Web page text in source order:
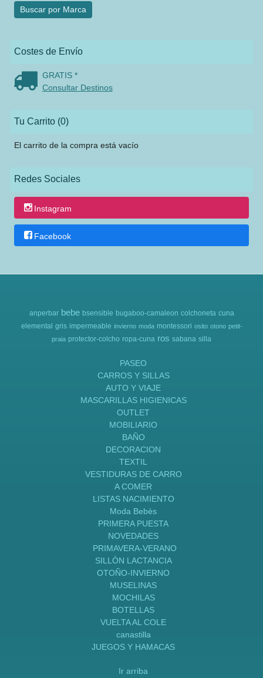
Costes de Envío
GRATIS *
Consultar Destinos
Tu Carrito (0)
El carrito de la compra está vacío
Redes Sociales
Instagram
Facebook
anperbar bebe bsensible bugaboo-camaleon colchoneta cuna
elemental gris impermeable invierno moda montessori osito otono petit-
praia protector-colcho ropa-cuna ros sabana silla
PASEO
CARROS Y SILLAS
AUTO Y VIAJE
MASCARILLAS HIGIENICAS
OUTLET
MOBILIARIO
BAÑO
DECORACION
TEXTIL
VESTIDURAS DE CARRO
A COMER
LISTAS NACIMIENTO
Moda Bebès
PRIMERA PUESTA
NOVEDADES
PRIMAVERA-VERANO
SILLÒN LACTANCIA
OTOÑO-INVIERNO
MUSELINAS
MOCHILAS
BOTELLAS
VUELTA AL COLE
canastilla
JUEGOS Y HAMACAS
Ir arriba